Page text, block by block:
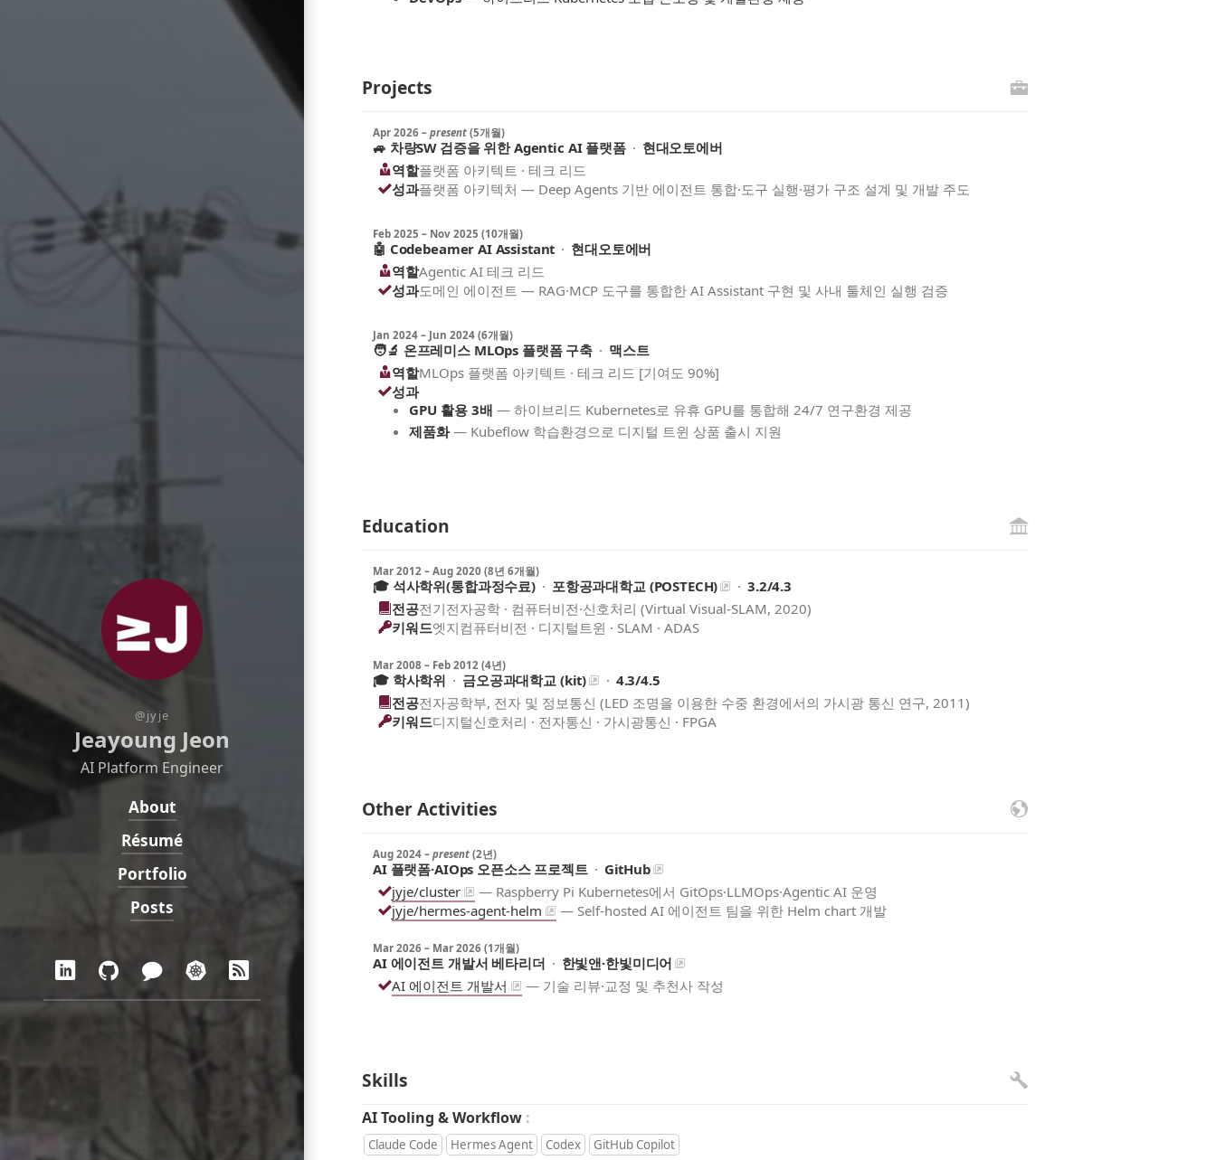
Projects
Apr 2026 – present (5개월)
🚙 차량SW 검증을 위한 Agentic AI 플랫폼 · 현대오토에버
역할플랫폼 아키텍트 · 테크 리드
성과플랫폼 아키텍처 — Deep Agents 기반 에이전트 통합·도구 실행·평가 구조 설계 및 개발 주도
Feb 2025 – Nov 2025 (10개월)
🤖 Codebeamer AI Assistant · 현대오토에버
역할Agentic AI 테크 리드
성과도메인 에이전트 — RAG·MCP 도구를 통합한 AI Assistant 구현 및 사내 툴체인 실행 검증
Jan 2024 – Jun 2024 (6개월)
🧑‍🔬 온프레미스 MLOps 플랫폼 구축 · 맥스트
역할MLOps 플랫폼 아키텍트 · 테크 리드 [기여도 90%]
성과
GPU 활용 3배 — 하이브리드 Kubernetes로 유휴 GPU를 통합해 24/7 연구환경 제공
제품화— Kubeflow 학습환경으로 디지털 트윈 상품 출시 지원
Education
Mar 2012 – Aug 2020 (8년 6개월)
🎓석사학위(통합과정수료) · 포항공과대학교 (POSTECH) · 3.2/4.3
전공전기전자공학 · 컴퓨터비전·신호처리 (Virtual Visual-SLAM, 2020)
키워드엣지컴퓨터비전 · 디지털트윈 · SLAM · ADAS
Mar 2008 – Feb 2012 (4년)
🎓학사학위 · 금오공과대학교 (kit) · 4.3/4.5
전공전자공학부, 전자 및 정보통신 (LED 조명을 이용한 수중 환경에서의 가시광 통신 연구, 2011)
키워드디지털신호처리 · 전자통신 · 가시광통신 · FPGA
Other Activities
Aug 2024 – present (2년)
AI 플랫폼·AIOps 오픈소스 프로젝트 · GitHub
Highlights
jyje/cluster — Raspberry Pi Kubernetes에서 GitOps·LLMOps·Agentic AI 운영
jyje/hermes-agent-helm
— Self-hosted AI 에이전트 팀을 위한 Helm chart 개발
Mar 2026 – Mar 2026 (1개월)
AI 에이전트 개발서 베타리더 · 한빛앤·한빛미디어
Highlights
AI 에이전트 개발서 — 기술 리뷰·교정 및 추천사 작성
Skills
AI Tooling & Workflow
Claude Code Hermes Agent Codex GitHub Copilot
@jyje
Jeayoung Jeon
AI Platform Engineer
Navigation:
About
Résumé
Portfolio
Posts
Social:
LinkedIn
GitHubBlog
Korean
DemoRSS